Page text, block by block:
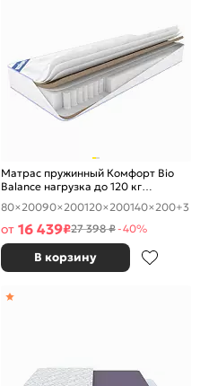
Матрас пружинный Комфорт Bio
Balance нагрузка до 120 кг
1800x2000
80×20090×200120×200140×200+3
от 16 439₽27 398 ₽-40%
В корзину